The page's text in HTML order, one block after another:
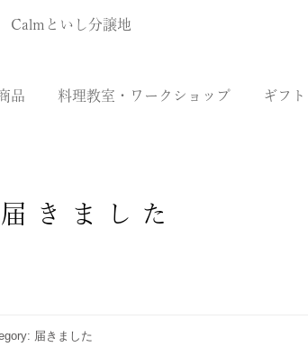
Calmといし分譲地
品 料理教室・ワークショップ ギフト
届きました
届きました